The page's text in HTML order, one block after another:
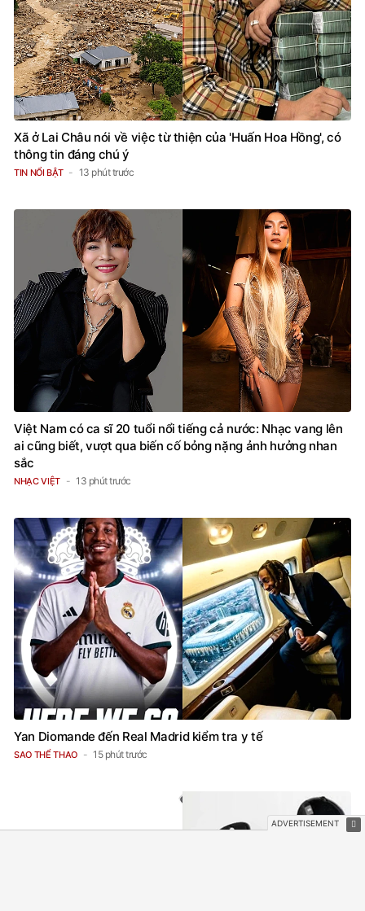
Xã ở Lai Châu nói về việc từ thiện của 'Huấn Hoa Hồng', có
thông tin đáng chú ý
TIN NỔI BẬT 13 phút trước
Việt Nam có ca sĩ 20 tuổi nổi tiếng cả nước: Nhạc vang lên
ai cũng biết, vượt qua biến cố bỏng nặng ảnh hưởng nhan
sắc
NHẠC VIỆT 13 phút trước
Yan Diomande đến Real Madrid kiểm tra y tế
SAO THỂ THAO 15 phút trước